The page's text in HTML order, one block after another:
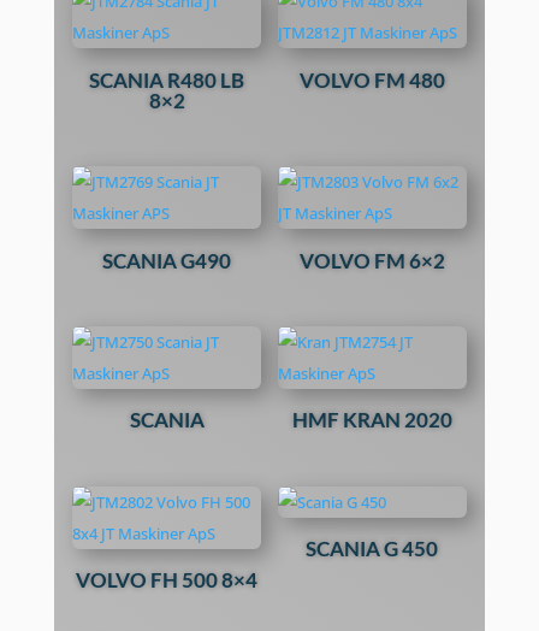
SCANIA R480 LB
8×2
VOLVO FM 480
SCANIA G490 VOLVO FM 6×2
SCANIA HMF KRAN 2020
VOLVO FH 500 8×4
SCANIA G 450